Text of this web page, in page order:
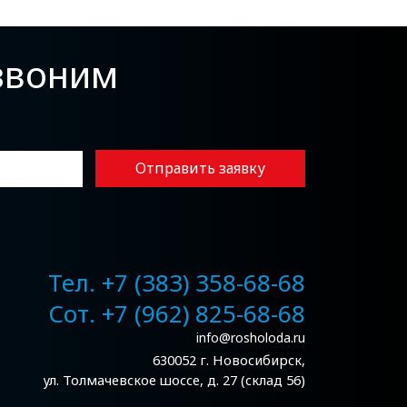
Отправить заявку
Тел. +7 (383) 358-68-68
Сот. +7 (962) 825-68-68
info@rosholoda.ru
630052 г. Новосибирск,
ул. Толмачевское шоссе, д. 27 (склад 56)